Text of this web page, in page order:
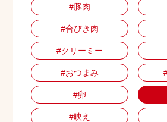
#豚肉
#合びき肉
#クリーミー
#おつまみ
#卵
#映え